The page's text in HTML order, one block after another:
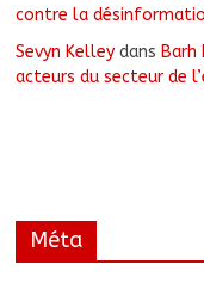
contre la
Sevyn Kelley dans Barh
acteurs du secteur de
Méta